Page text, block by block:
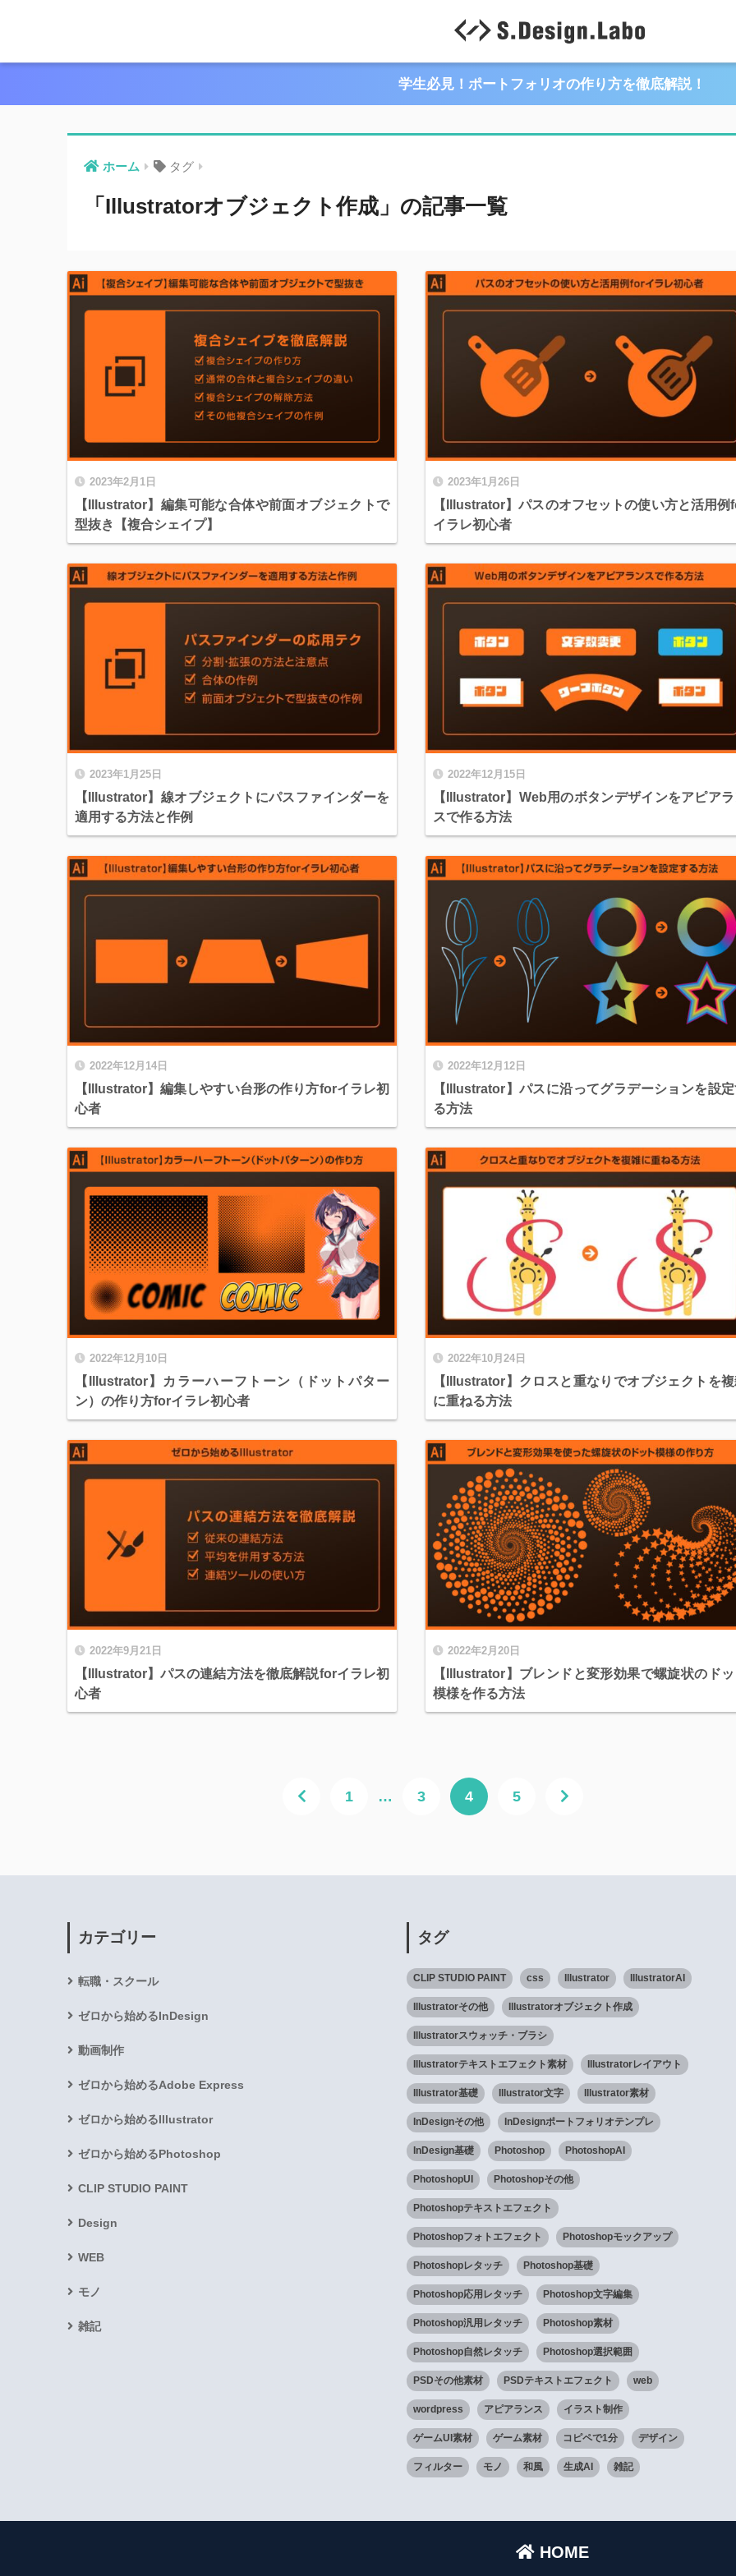
学生必見！ポートフォリオの作り方を徹底解説！
ホーム タグ
「Illustratorオブジェクト作成」の記事一覧
2023年2月1日
【Illustrator】編集可能な合体や前面オブジェクトで
型抜き【複合シェイプ】
2023年1月26日
【Illustrator】パスのオフセットの使い方と活用例
イラレ初心者
2023年1月25日
【Illustrator】線オブジェクトにパスファインダーを
適用する方法と作例
2022年12月15日
【Illustrator】Web用のボタンデザインをアピア
スで作る方法
2022年12月14日
【Illustrator】編集しやすい台形の作り方forイラレ初
心者
2022年12月12日
【Illustrator】パスに沿ってグラデーションを設
る方法
2022年12月10日
【Illustrator】カラーハーフトーン（ドットパター
ン）の作り方forイラレ初心者
2022年10月24日
【Illustrator】クロスと重なりでオブジェクトを
に重ねる方法
2022年9月21日
【Illustrator】パスの連結方法を徹底解説forイラレ初
心者
2022年2月20日
【Illustrator】ブレンドと変形効果で螺旋状のド
模様を作る方法
1 … 3 4 5
カテゴリー
転職・スクール
ゼロから始めるInDesign
動画制作
ゼロから始めるAdobe Express
ゼロから始めるIllustrator
ゼロから始めるPhotoshop
CLIP STUDIO PAINT
Design
WEB
モノ
雑記
タグ
CLIP STUDIO PAINT css Illustrator IllustratorAI
Illustratorその他 Illustratorオブジェクト作成
Illustratorスウォッチ・ブラシ
Illustratorテキストエフェクト素材 Illustratorレイアウト
Illustrator基礎 Illustrator文字 Illustrator素材
InDesignその他 InDesignポートフォリオテンプレ
InDesign基礎 Photoshop PhotoshopAI
PhotoshopUI Photoshopその他
Photoshopテキストエフェクト
Photoshopフォトエフェクト Photoshopモックアップ
Photoshopレタッチ Photoshop基礎
Photoshop応用レタッチ Photoshop文字編集
Photoshop汎用レタッチ Photoshop素材
Photoshop自然レタッチ Photoshop選択範囲
PSDその他素材 PSDテキストエフェクト web
wordpress アピアランス イラスト制作
ゲームUI素材 ゲーム素材 コピペで1分 デザイン
フィルター モノ 和風 生成AI 雑記
HOME